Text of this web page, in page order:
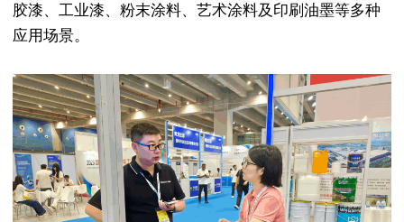
胶漆、工业漆、粉末涂料、艺术涂料及印刷油墨等多种
应用场景。